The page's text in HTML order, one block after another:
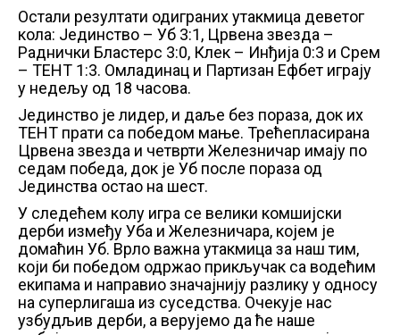
Остали резултати одиграних утакмица деветог
кола: Јединство – Уб 3:1, Црвена звезда –
Раднички Бластерс 3:0, Клек – Инђија 0:3 и Срем
– ТЕНТ 1:3. Омладинац и Партизан Ефбет играју
у недељу од 18 часова.
Јединство је лидер, и даље без пораза, док их
ТЕНТ прати са победом мање. Трећепласирана
Црвена звезда и четврти Железничар имају по
седам победа, док је Уб после пораза од
Јединства остао на шест.
У следећем колу игра се велики комшијски
дерби између Уба и Железничара, којем је
домаћин Уб. Врло важна утакмица за наш тим,
који би победом одржао прикључак са водећим
екипама и направио значајнију разлику у односу
на суперлигаша из суседства. Очекује нас
узбудљив дерби, а верујемо да ће наше